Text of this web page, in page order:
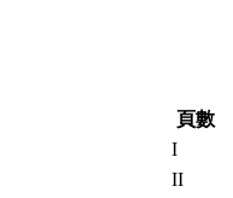
頁數
I
II